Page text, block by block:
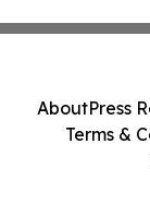
AboutPress
Terms &